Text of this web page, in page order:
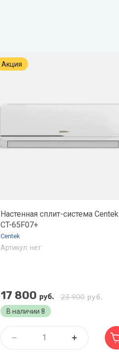
Акция
Настенная сплит-система Centek
CT-65F07+
Centek
Артикул: нет
В наличии 8
23 900 руб.
17 800 руб.